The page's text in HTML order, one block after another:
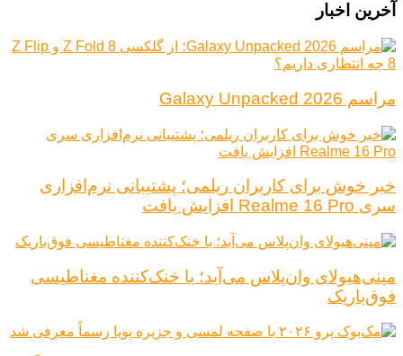
آخرین اخبار
مراسم Galaxy Unpacked 2026
خبر خوش برای کاربران ریلمی؛ پشتیبانی نرم‌افزاری
سری Realme 16 Pro افزایش یافت
مینی‌هیولای وان‌پلاس می‌آید؛ با خنک‌کننده مغناطیسی
فوق‌باریک